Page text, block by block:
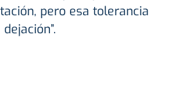
pero esa tolerancia